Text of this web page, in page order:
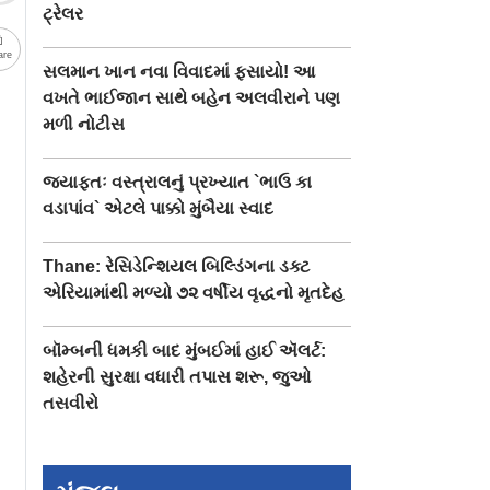
ટ્રેલર
સલમાન ખાન નવા વિવાદમાં ફસાયો! આ
વખતે ભાઈજાન સાથે બહેન અલવીરાને પણ
મળી નોટીસ
જ્યાફતઃ વસ્ત્રાલનું પ્રખ્યાત `ભાઉ કા
વડાપાંવ` એટલે પાક્કો મુંબૈયા સ્વાદ
Thane: રેસિડેન્શિયલ બિલ્ડિંગના ડક્ટ
એરિયામાંથી મળ્યો ૭૨ વર્ષીય વૃદ્ધનો મૃતદેહ
બૉમ્બની ધમકી બાદ મુંબઈમાં હાઈ ઍલર્ટ:
શહેરની સુરક્ષા વધારી તપાસ શરૂ, જુઓ
તસવીરો